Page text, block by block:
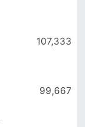
107,333
99,667